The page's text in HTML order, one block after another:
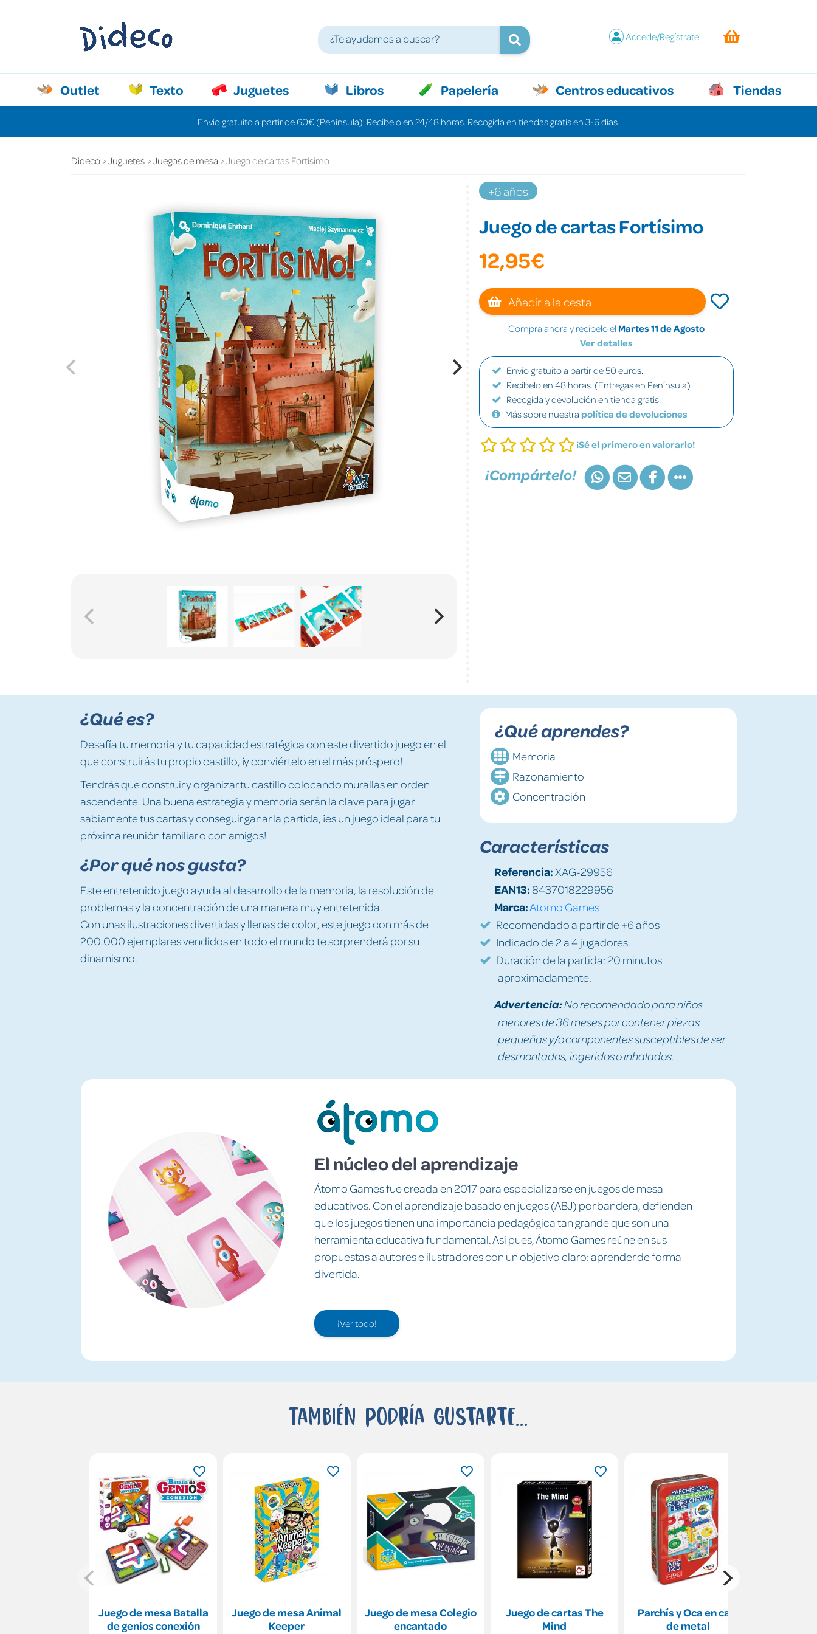
Accede/Regístrate
Outlet Texto Juguetes Libros Papelería Centros educativos Tiendas
Envío gratuito a partir de 60€ (Península). Recíbelo en 24/48 horas. Recogida en tiendas gratis en 3-6 días.
Dideco Juguetes Juegos de mesa Juego de cartas Fortísimo
+6 años
Juego de cartas Fortísimo
12,95€
Añadir a la cesta
Compra ahora y recíbelo el Martes 11 de Agosto
Ver detalles
Envío gratuito a partir de 50 euros.
Recíbelo en 48 horas. (Entregas en Península)
Recogida y devolución en tienda gratis.
Más sobre nuestra política de devoluciones
¡Sé el primero en valorarlo!
¡Compártelo!
¿Qué es?
Desafía tu memoria y tu capacidad estratégica con este divertido juego en el
que construirás tu propio castillo, ¡y conviértelo en el más próspero!
Tendrás que construir y organizar tu castillo colocando murallas en orden
ascendente. Una buena estrategia y memoria serán la clave para jugar
sabiamente tus cartas y conseguir ganar la partida, ¡es un juego ideal para tu
próxima reunión familiar o con amigos!
¿Por qué nos gusta?
Este entretenido juego ayuda al desarrollo de la memoria, la resolución de
problemas y la concentración de una manera muy entretenida.
Con unas ilustraciones divertidas y llenas de color, este juego con más de
200.000 ejemplares vendidos en todo el mundo te sorprenderá por su
dinamismo.
¿Qué aprendes?
Memoria
Razonamiento
Concentración
Características
Referencia:XAG-29956
EAN13:8437018229956
Marca:Atomo Games
Recomendado a partir de +6 años
Indicado de 2 a 4 jugadores.
Duración de la partida: 20 minutos
aproximadamente.
Advertencia:No recomendado para niños
menores de 36 meses por contener piezas
pequeñas y/o componentes susceptibles de ser
desmontados, ingeridos o inhalados.
El núcleo del aprendizaje
Átomo Games fue creada en 2017 para especializarse en juegos de mesa
educativos. Con el aprendizaje basado en juegos (ABJ) por bandera, defienden
que los juegos tienen una importancia pedagógica tan grande que son una
herramienta educativa fundamental. Así pues, Átomo Games reúne en sus
propuestas a autores e ilustradores con un objetivo claro: aprender de forma
divertida.
¡Ver todo!
También podría gustarte...
Juego de mesa Batalla
de genios conexión
Juego de mesa Animal
Keeper
Juego de mesa Colegio
encantado
Juego de cartas The
Mind
Parchís y Oca en caja
de metal